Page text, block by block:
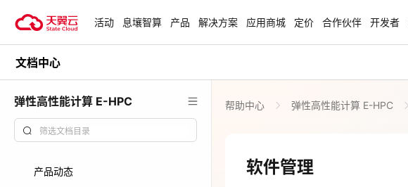
试用，产品折扣等，助您降本增
安全隔离版OpenClaw NEW
企业出海解决方案
活动 息壤智算 产品 解决方案 应用商城 定价 合作伙伴 开发者
文档中心
弹性高性能计算 E-HPC
产品动态
帮助中心 弹性高性能计算 E-HPC
软件管理
2026-05-07 03:57:03